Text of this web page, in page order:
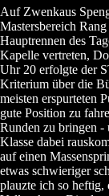
Auf Zwenkaus
Mastersbereich
Hauptrennen des
Kapelle vertreten,
Uhr 20 erfolgte der
Kriterium über die
meisten erspurteten
gute Position zu
Runden zu bringen -
Klasse dabei
auf einen
etwas schwieriger
plauzte ich so heftig,